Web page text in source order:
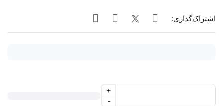
اشتراک‌گذاری:
-
+